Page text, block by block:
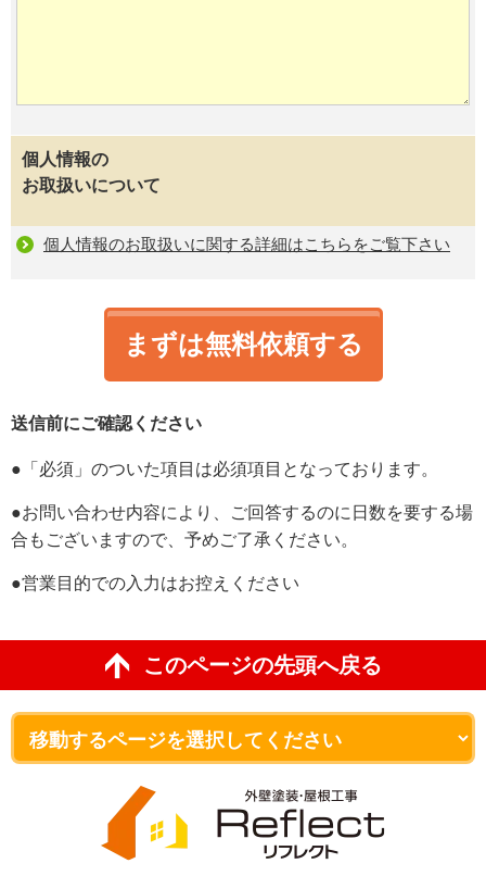
個人情報の
お取扱いについて
個人情報のお取扱いに関する詳細はこちらをご覧下さい
送信前にご確認ください
●「必須」のついた項目は必須項目となっております。
●お問い合わせ内容により、ご回答するのに日数を要する場
合もございますので、予めご了承ください。
●営業目的での入力はお控えください
このページの先頭へ戻る